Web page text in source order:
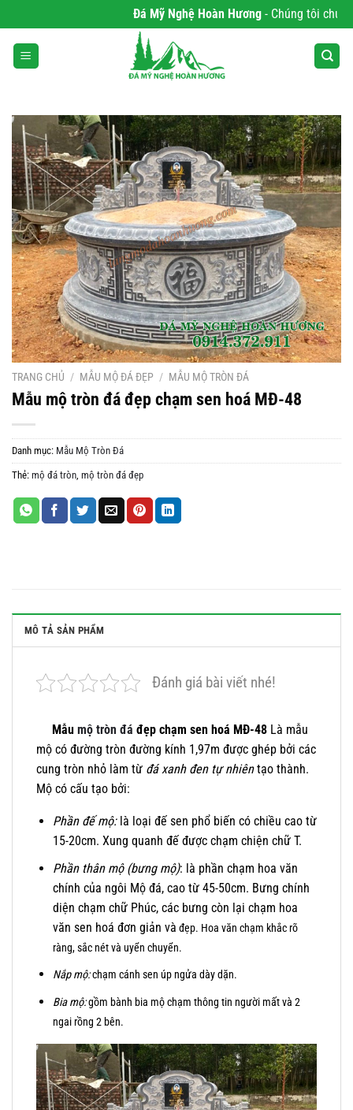
qua
nội
dung
Đá Mỹ Nghệ Hoàn Hương- Chúng tôi chuyên
TRANG CHỦ / MẪU MỘ ĐÁ ĐẸP / MẪU MỘ TRÒN ĐÁ
Mẫu mộ tròn đá đẹp chạm sen hoá MĐ-48
Danh mục: Mẫu Mộ Tròn Đá
Thẻ: mộ đá tròn, mộ tròn đá đẹp
MÔ TẢ SẢN PHẨM
Đánh giá bài viết nhé!
Mẫu mộ tròn đá đẹp chạm sen hoá MĐ-48 Là mẫu
mộ có đường tròn đường kính 1,97m được ghép bởi các
cung tròn nhỏ làm từ đá xanh đen tự nhiêntạo thành.
Mộ có cấu tạo bởi:
Phần đế mộ:là loại đế sen phổ biến có chiều cao từ
15-20cm. Xung quanh đế được chạm chiện chữ T.
Phần thân mộ (bưng mộ): là phần chạm hoa văn
chính của ngôi Mộ đá, cao từ 45-50cm. Bưng chính
diện chạm chữ Phúc, các bưng còn lại chạm hoa
văn sen hoá đơn giản và đẹp. Hoa văn chạm khắc rõ
ràng, sắc nét và uyển chuyển.
Nắp mộ:chạm cánh sen úp ngửa dày dặn.
Bia mộ:gồm bành bia mộ chạm thông tin người mất và 2
ngai rồng 2 bên.